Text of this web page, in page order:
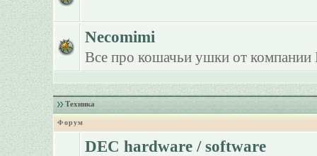
Necomimi
Все про кошачьи ушки от компании
Техника
Форум
DEC hardware / software